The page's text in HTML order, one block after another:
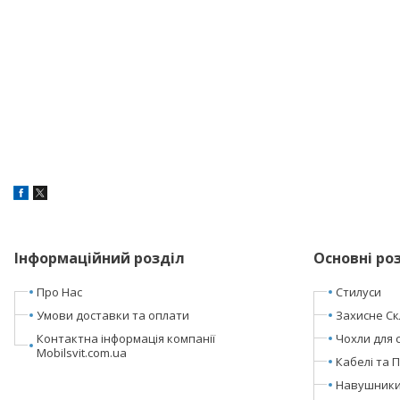
Інформаційний розділ
Про Нас
Умови доставки та оплати
Контактна інформація компанії
Mobilsvit.com.ua
Основні
Стилуси
Захисне
Чохли для
Кабелі та
Навушники